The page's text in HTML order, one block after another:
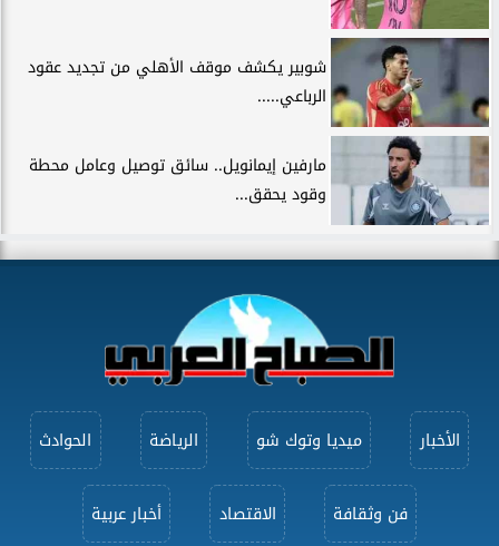
شوبير يكشف موقف الأهلي من تجديد عقود
الرباعي.....
مارفين إيمانويل.. سائق توصيل وعامل محطة
وقود يحقق...
الأخبار ميديا وتوك شو الرياضة الحوادث
فن وثقافة الاقتصاد أخبار عربية